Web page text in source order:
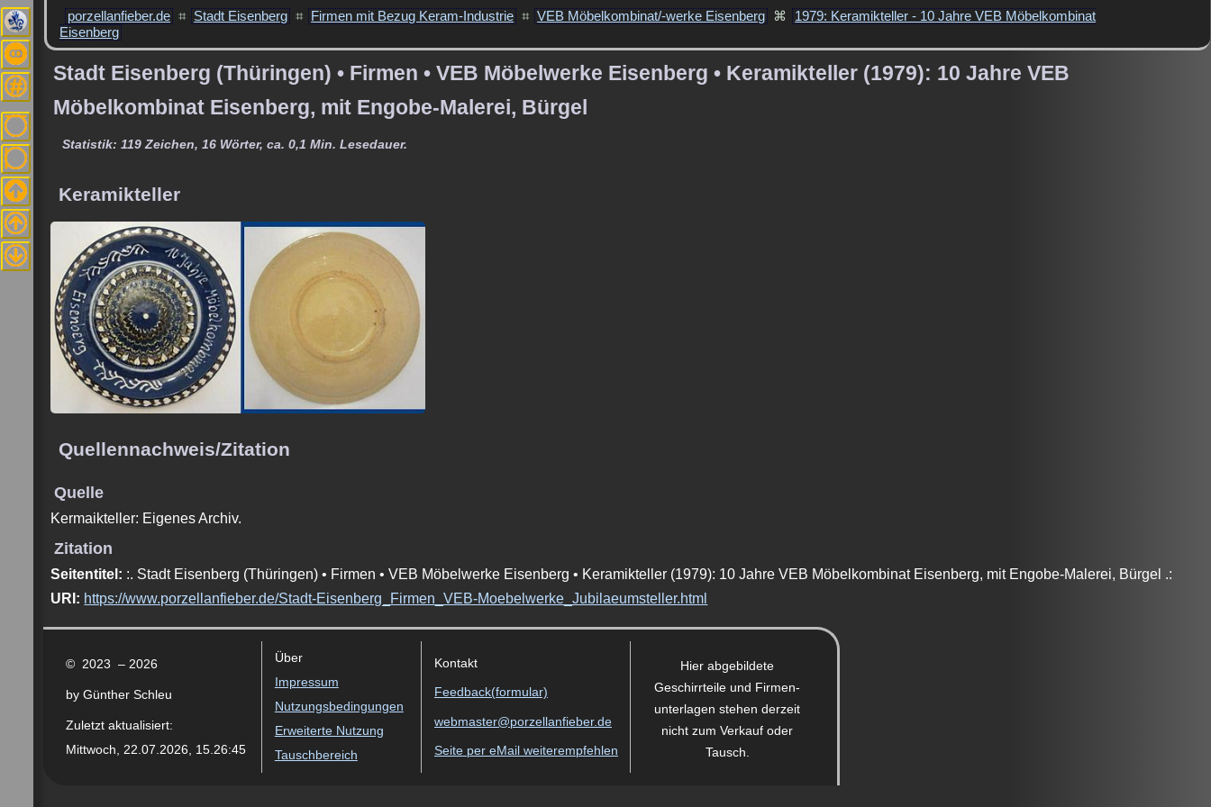
porzellanfieber.de ⌗ Stadt Eisenberg ⌗ Firmen mit Bezug Keram-Industrie ⌗ VEB Möbelkombinat/-werke Eisenberg ⌘
1979: Keramikteller - 10 Jahre VEB Möbelkombinat
Eisenberg
Stadt Eisenberg (Thüringen) • Firmen • VEB Möbelwerke Eisenberg • Keramikteller (1979): 10 Jahre VEB
Möbelkombinat Eisenberg, mit Engobe-Malerei, Bürgel
Statistik: 119 Zeichen, 16 Wörter, ca. 0,1 Min. Lesedauer.
Keramikteller
Quellennachweis/Zitation
Quelle
Kermaikteller: Eigenes Archiv.
Zitation
Seitentitel: :. Stadt Eisenberg (Thüringen) • Firmen • VEB Möbelwerke Eisenberg • Keramikteller (1979): 10 Jahre VEB Möbelkombinat Eisenberg, mit Engobe-Malerei, Bürgel .:
URI: https://www.porzellanfieber.de/Stadt-Eisenberg_Firmen_VEB-Moebelwerke_Jubilaeumsteller.html
© 2023 – 2026
by Günther Schleu
Zuletzt aktualisiert:
Mittwoch, 22.07.2026, 15.26:45
Über
Impressum
Nutzungsbedingungen
Erweiterte Nutzung
Tauschbereich
Kontakt
Feedback(formular)
webmaster@porzellanfieber.de
Seite per eMail weiterempfehlen
Hier abgebildete
Geschirrteile und Firmen­
unterlagen stehen derzeit
nicht zum Verkauf oder
Tausch